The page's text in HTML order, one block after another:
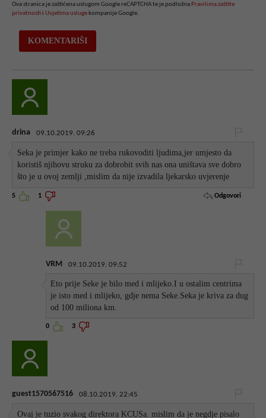
Ova stranica je zaštićena uslugom Google reCAPTCHA te je podložna Pravilima zaštite
privatnosti i Uvjetima usluge kompanije Google.
drina 09.10.2019. 09:26
Seka je primjer kako ne treba rukovoditi ljudima,jer umjesto da
koristiš njihovu struku za dobrobit svih nas ona uništava sve dobro
što je u ovoj zemlji ,mislim da nije izvadila ljekarsko uvjerenje
5 1 Odgovori
VRM 09.10.2019. 09:52
Eto prije Seke je bilo med i mlijeko.I u ostalim centrima
je isto med i mlijeko, gdje nema Seke.Seka je kriva za dug
od 100 miliona km.
0 3
guest1570567516 08.10.2019. 22:45
Ovaj je tuzio svakog direktora KCUSa. mislim da je negdje pisalo